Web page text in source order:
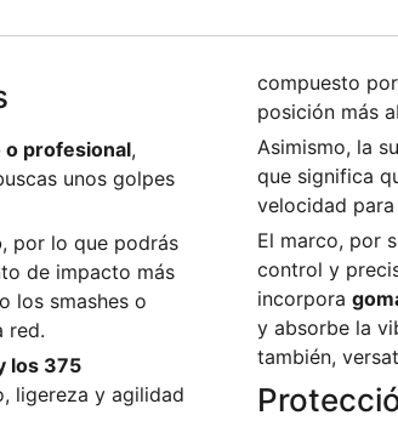
o profesional,
unos golpes
, por lo que podrás
de impacto más
los smashes o
red.
los 375
ligereza y agilidad
compuesto
posición más
Asimismo, la
que significa
velocidad
El marco, por
control y
incorpora
y absorbe la
también,